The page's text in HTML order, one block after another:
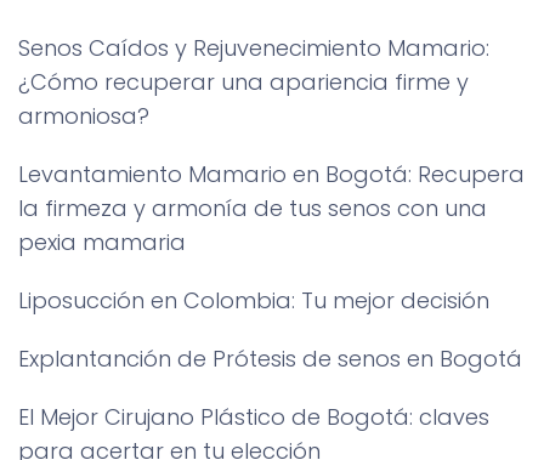
Senos Caídos y Rejuvenecimiento Mamario:
¿Cómo recuperar una apariencia firme y
armoniosa?
Levantamiento Mamario en Bogotá: Recupera
la firmeza y armonía de tus senos con una
pexia mamaria
Liposucción en Colombia: Tu mejor decisión
Explantanción de Prótesis de senos en Bogotá
El Mejor Cirujano Plástico de Bogotá: claves
para acertar en tu elección